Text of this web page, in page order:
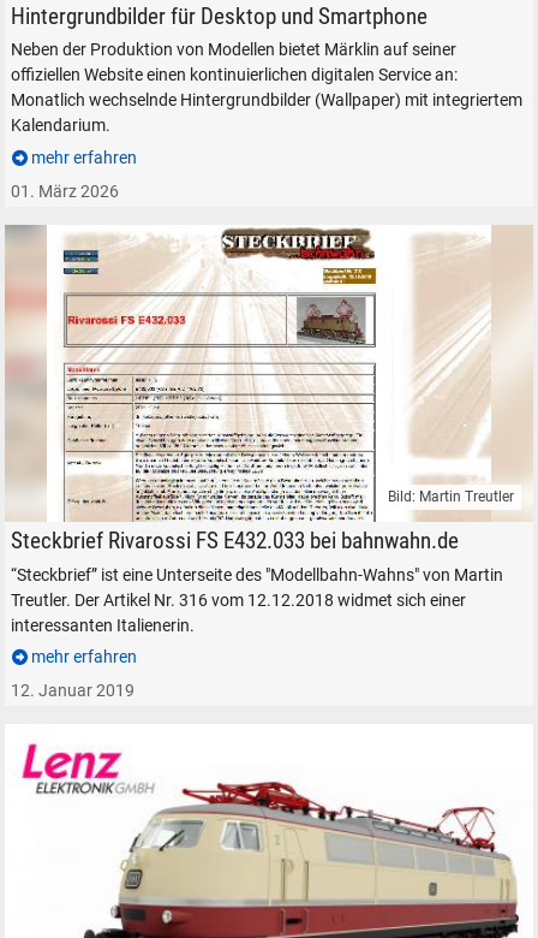
Hintergrundbilder für Desktop und Smartphone
Neben der Produktion von Modellen bietet Märklin auf seiner
offiziellen Website einen kontinuierlichen digitalen Service an:
Monatlich wechselnde Hintergrundbilder (Wallpaper) mit integriertem
Kalendarium.
mehr erfahren
01. März 2026
Steckbrief bahnwahn.de
Bild: Martin Treutler
Steckbrief Rivarossi FS E432.033 bei bahnwahn.de
“Steckbrief” ist eine Unterseite des "Modellbahn-Wahns" von Martin
Treutler. Der Artikel Nr. 316 vom 12.12.2018 widmet sich einer
interessanten Italienerin.
mehr erfahren
12. Januar 2019
SUCHEN
Durchsuchen
alles
Suche ...
suchen Abbrechen